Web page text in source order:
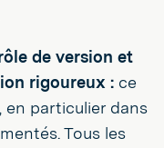
de version et
rigoureux : ce
particulier dans
Tous les